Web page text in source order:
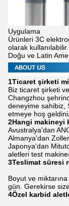
Uygulama
Ürünleri 3C
olarak
Doğu ve Latin
1Ticaret şirketi
Biz ticaret şirketi
Changzhou
deneyime sahibiz,
etmeye hoş
2Hangi makineyi
Avustralya'dan
Almanya'dan
Japonya'dan
aletleri test
3Teslimat süresi
Boyut ve
gün. Gerekirse
4Özel karbid